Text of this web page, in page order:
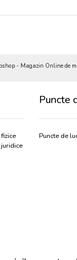
- Magazin Online de
Puncte
Puncte de